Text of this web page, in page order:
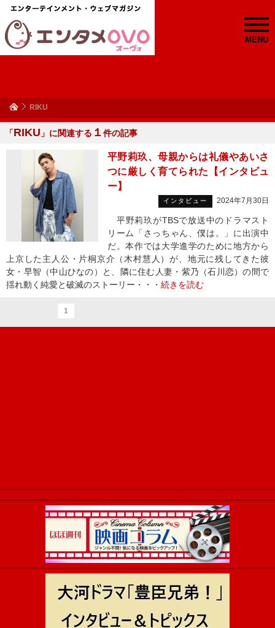
MENU
RIKU
「RIKU 」に関連する １ 件の記事
平野莉玖、母親からは礼儀やあいさ
つに厳しく育てられた【インタビュ
ー】
インタビュー 2024年7月30日
平野莉玖がTBSで放送中のドラマスト
リーム「さっちゃん、僕は。」に出演中
だ。本作では大学進学のために地方から
上京した主人公・片桐京介（木村慧人）が、地元に残してきた彼
女・早智（中山ひなの）と、隣に住む人妻・紫乃（石川恋）の間で
揺れ動く純愛と破滅のストーリー・・・ 続きを読む
1